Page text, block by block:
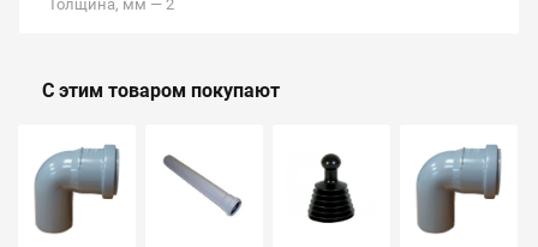
Толщина, мм — 2
С этим товаром покупают